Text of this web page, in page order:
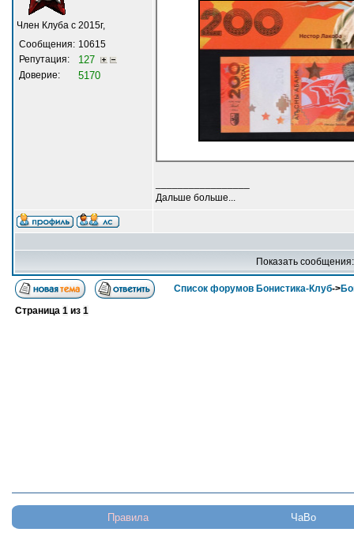
Член Клуба с 2015г,
Сообщения: 10615
Репутация:
127
Доверие: 5170
Дальше больше...
Показать
Список форумов Бонистика-Клуб->
Страница 1 из 1
Правила ЧаВо